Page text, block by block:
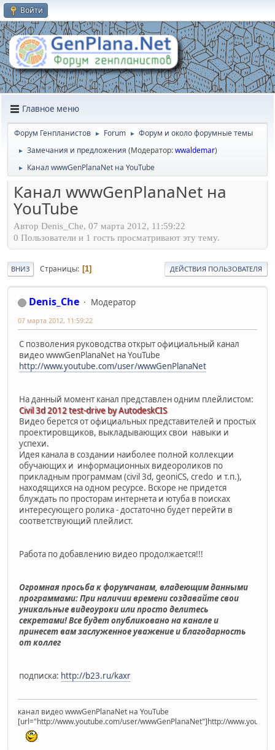
Войти
Главное меню
Форум Генпланистов ► Forum ► Форум и около форумные темы
► Замечания и предложения (Модератор:wwaldemar)
► Канал wwwGenPlanaNet на YouTube
Канал wwwGenPlanaNet на
YouTube
Автор Denis_Che, 07 марта 2012, 11:59:22
0 Пользователи и 1 гость просматривают эту тему.
ВНИЗ Страницы 1 ДЕЙСТВИЯ ПОЛЬЗОВАТЕЛЯ
Denis_Che Модератор
07 марта 2012, 11:59:22
C позволения руководства открыт официальный канал
видео wwwGenPlanaNet на YouTube
http://www.youtube.com/user/wwwGenPlanaNet
На данный момент канал представлен одним плейлистом:
Civil 3d 2012 test-drive by AutodeskCIS
Видео берется от официальных представителей и простых
проектировщиков, выкладывающих свои навыки и
успехи.
Идея канала в создании наиболее полной коллекции
обучающих и информационных видеороликов по
прикладным программам (civil 3d, geoniCS, credo и т.п.),
находящихся на одном ресурсе. Вскоре не придется
блуждать по просторам интернета и ютуба в поисках
интересующего ролика - достаточно будет перейти в
соответствующий плейлист.
Работа по добавлению видео продолжается!!!
Огромная просьба к форумчанам, владеющим данными
программами: При наличии времени создавайте свои
уникальные видеоуроки или просто делитесь
секретами! Все будет опубликовано на канале и
принесет вам заслуженное уважение и благодарность
от коллег
подписка: http://b23.ru/kaxr
канал видео wwwGenPlanaNet на YouTube
[url="http://www.youtube.com/user/wwwGenPlanaNet"]http://